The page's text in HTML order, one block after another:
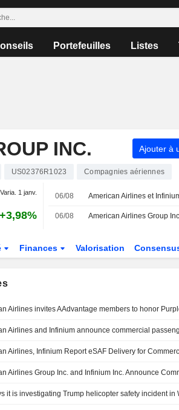
Portefeuilles Listes
INC. Ajouter à
US02376R1023 Compagnies aériennes
Varia. 1 janv.
+3,98%
06/08
06/08
Finances Valorisation
Airlines, Infinium Report eSAF Delivery for
it is investigating Trump helicopter safety incident in